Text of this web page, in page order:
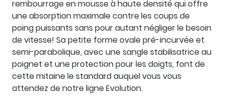
rembourrage en mousse à haute densité qui offre
une absorption maximale contre les coups de
poing puissants sans pour autant négliger le besoin
de vitesse! Sa petite forme ovale pré-incurvée et
semi-parabolique, avec une sangle stabilisatrice au
poignet et une protection pour les doigts, font de
cette mitaine le standard auquel vous vous
attendez de notre ligne Evolution.